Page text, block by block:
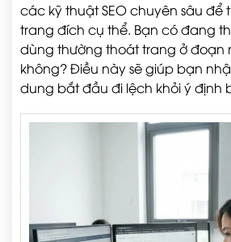
các kỹ thuật SEO chuyên sâu để
trang đích cụ thể. Bạn có đang
dùng thường thoát trang ở đoạn
không? Điều này sẽ giúp bạn
dung bắt đầu đi lệch khỏi ý định